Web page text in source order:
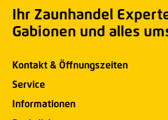
Ihr Zaunhandel
Gabionen und alles
Kontakt & Öffnungszeiten
Service
Informationen